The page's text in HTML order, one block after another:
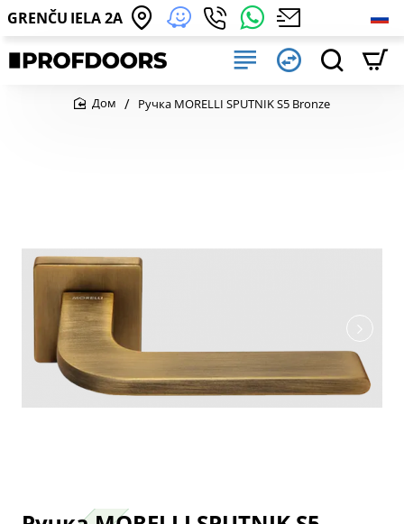
GRENČU IELA 2A
Ручка MORELLI SPUTNIK S5 Bronze